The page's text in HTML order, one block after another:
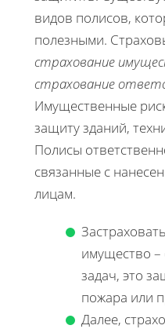
видов полисов,
полезными.
страхование
страхование
Имущественные
защиту зданий,
Полисы
связанные с
лицам.
имущество –
задач, это
пожара или
Далее,